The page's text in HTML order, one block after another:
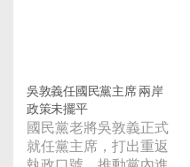
吳敦義任國民黨主席 兩岸
政策未擺平
國民黨老將吳敦義正式
就任黨主席，打出重返